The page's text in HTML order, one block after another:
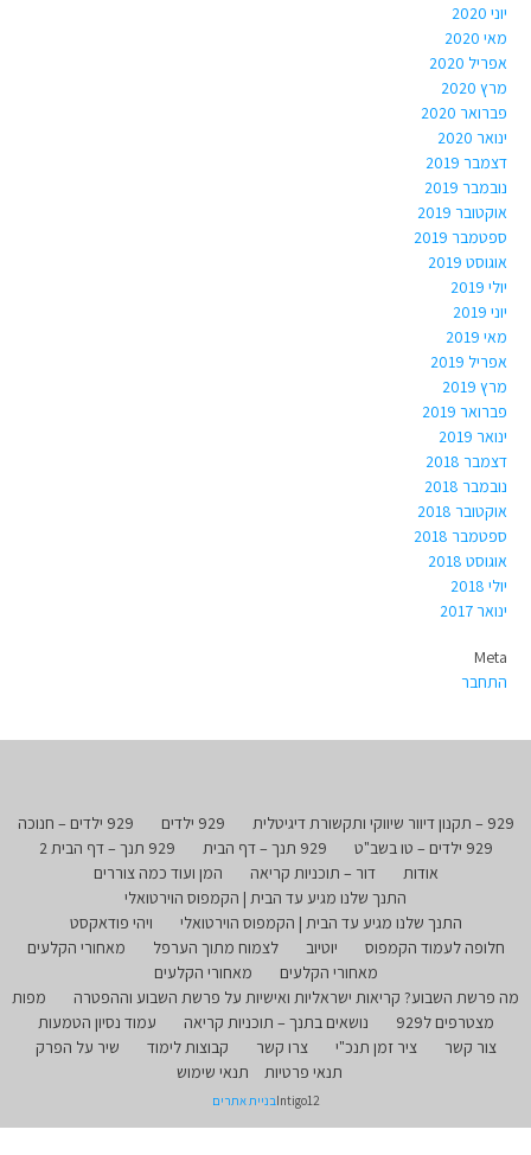
יוני 2020
מאי 2020
אפריל 2020
מרץ 2020
פברואר 2020
ינואר 2020
דצמבר 2019
נובמבר 2019
אוקטובר 2019
ספטמבר 2019
אוגוסט 2019
יולי 2019
יוני 2019
מאי 2019
אפריל 2019
מרץ 2019
פברואר 2019
ינואר 2019
דצמבר 2018
נובמבר 2018
אוקטובר 2018
ספטמבר 2018
אוגוסט 2018
יולי 2018
ינואר 2017
Meta
התחבר
929 – תקנון דיוור שיווקי ותקשורת דיגיטלית 929 ילדים
929 ילדים – חנוכה
929 ילדים – טו בשב"ט
929 תנך – דף הבית
929 תנך – דף הבית 2
אודות
דור – תוכניות קריאה
המן ועוד כמה צוררים
התנך שלנו מגיע עד הבית | הקמפוס הוירטואלי
התנך שלנו מגיע עד הבית | הקמפוס הוירטואלי
ויהי פודאקסט
חלופה לעמוד הקמפוס
יוטיוב לצמוח מתוך הערפל
מאחורי הקלעים
מאחורי הקלעים
מאחורי הקלעים
מה פרשת השבוע? קריאות ישראליות ואישיות על פרשת השבוע וההפטרה
מפות
מצטרפים ל929
נושאים בתנך – תוכניות קריאה
עמוד נסיון הטמעות
צור קשר
ציר זמן תנכ"י צרו קשר קבוצות לימוד
שיר על הפרק
תנאי פרטיות
תנאי שימוש
Intigo12בניית אתרים